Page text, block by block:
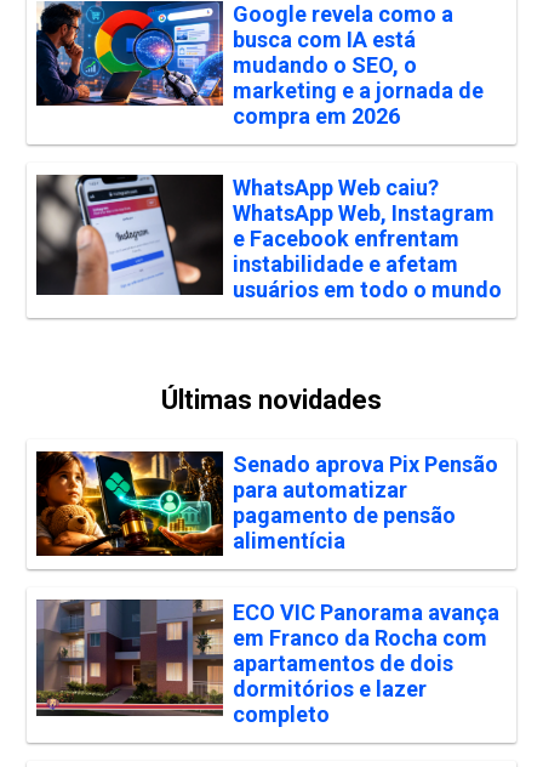
Google revela como a
busca com IA está
mudando o SEO, o
marketing e a jornada de
compra em 2026
WhatsApp Web caiu?
WhatsApp Web, Instagram
e Facebook enfrentam
instabilidade e afetam
usuários em todo o mundo
Últimas novidades
Senado aprova Pix Pensão
para automatizar
pagamento de pensão
alimentícia
ECO VIC Panorama avança
em Franco da Rocha com
apartamentos de dois
dormitórios e lazer
completo